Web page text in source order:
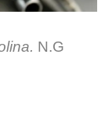
N.G